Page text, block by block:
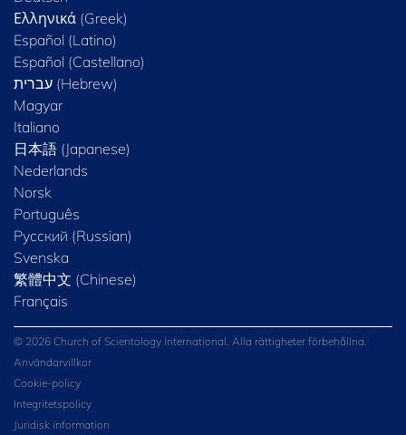
Ελληνικά (Greek)
Español (Latino)
Español (Castellano)
Magyar
Italiano
日本語 (Japanese)
Nederlands
Norsk
Português
Русский (Russian)
Svenska
繁體中文 (Chinese)
Français
© 2026 Church of Scientology International. Alla rättigheter förbehållna.
Användarvillkor
Cookie-policy
Integritetspolicy
Juridisk information